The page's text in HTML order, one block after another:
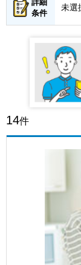
詳細
条件
未選
14件